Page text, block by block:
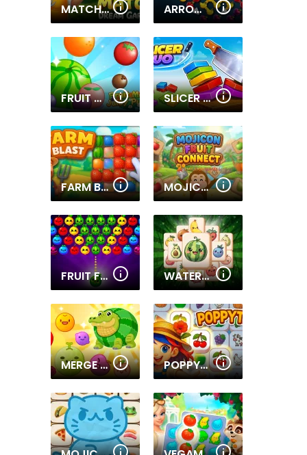
MATCH DREAM GARDEN ARROW SORTING
FRUIT MATCH JUICY PUZZLE SLICER DUO
FARM BLAST MOJICON FRUIT CONNECT
FRUIT FRENZY BUBBLES WATERMELON MAHJONG
MERGE FRUIT 3 POPPYTILE